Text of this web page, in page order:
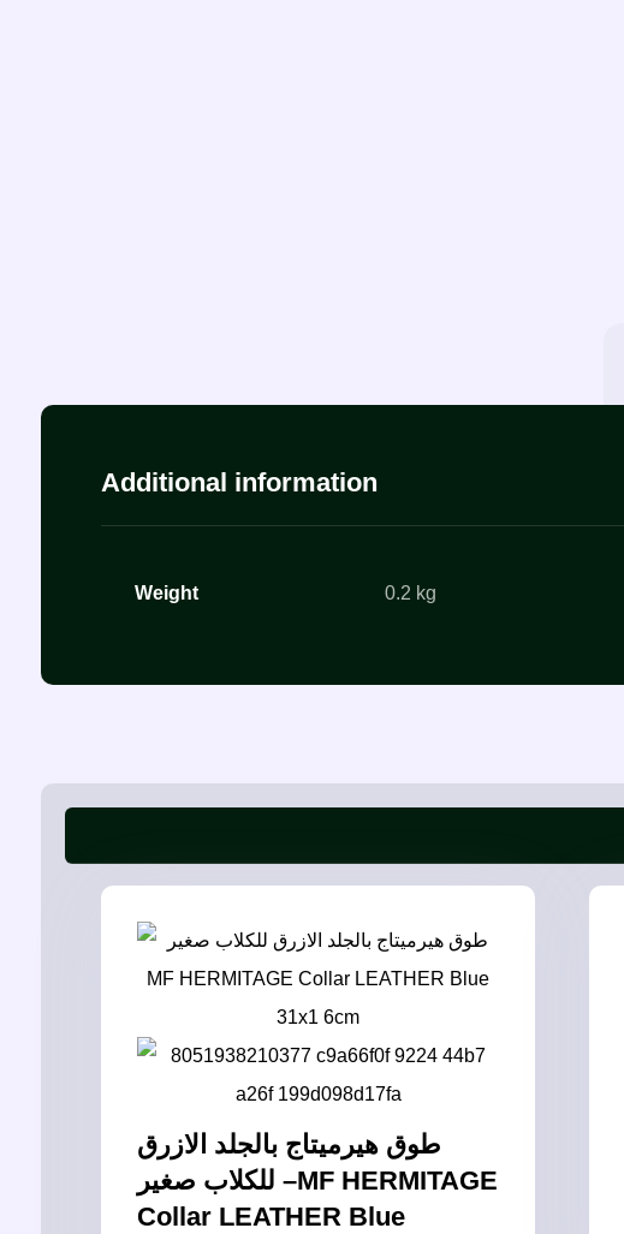
Additional information
Weight 0.2 kg
طوق هيرميتاج بالجلد الازرق
للكلاب صغير –MF HERMITAGE
Collar LEATHER Blue